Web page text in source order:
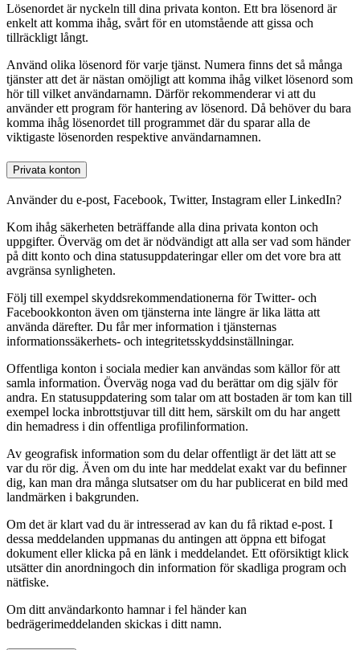
Lösenordet är nyckeln till dina privata konton. Ett bra lösenord är
enkelt att komma ihåg, svårt för en utomstående att gissa och
tillräckligt långt.
Använd olika lösenord för varje tjänst. Numera finns det så många
tjänster att det är nästan omöjligt att komma ihåg vilket lösenord som
hör till vilket användarnamn. Därför rekommenderar vi att du
använder ett program för hantering av lösenord. Då behöver du bara
komma ihåg lösenordet till programmet där du sparar alla de
viktigaste lösenorden respektive användarnamnen.
Privata konton
Använder du e-post, Facebook, Twitter, Instagram eller LinkedIn?
Kom ihåg säkerheten beträffande alla dina privata konton och
uppgifter. Överväg om det är nödvändigt att alla ser vad som händer
på ditt konto och dina statusuppdateringar eller om det vore bra att
avgränsa synligheten.
Följ till exempel skyddsrekommendationerna för Twitter- och
Facebookkonton även om tjänsterna inte längre är lika lätta att
använda därefter. Du får mer information i tjänsternas
informationssäkerhets- och integritetsskyddsinställningar.
Offentliga konton i sociala medier kan användas som källor för att
samla information. Överväg noga vad du berättar om dig själv för
andra. En statusuppdatering som talar om att bostaden är tom kan till
exempel locka inbrottstjuvar till ditt hem, särskilt om du har angett
din hemadress i din offentliga profilinformation.
Av geografisk information som du delar offentligt är det lätt att se
var du rör dig. Även om du inte har meddelat exakt var du befinner
dig, kan man dra många slutsatser om du har publicerat en bild med
landmärken i bakgrunden.
Om det är klart vad du är intresserad av kan du få riktad e-post. I
dessa meddelanden uppmanas du antingen att öppna ett bifogat
dokument eller klicka på en länk i meddelandet. Ett oförsiktigt klick
utsätter din anordningoch din information för skadliga program och
nätfiske.
Om ditt användarkonto hamnar i fel händer kan
bedrägerimeddelanden skickas i ditt namn.